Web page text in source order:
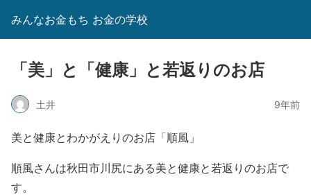
みんなお金もち お金の学校
「美」と「健康」と若返りのお店
土井 9年前
美と健康とわかがえりのお店「順風」
順風さんは秋田市川尻にある美と健康と若返りのお店で
す。